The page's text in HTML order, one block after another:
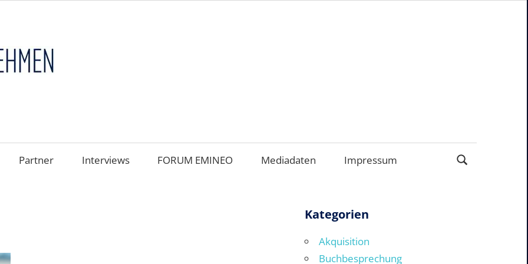
Partner Interviews FORUM EMINEO Mediadaten Impressum
Kategorien
Akquisition
Buchbesprechung